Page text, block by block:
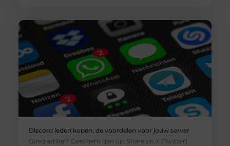
Discord leden kopen: de voordelen voor jouw server
Goed artikel? Deel hem dan op: Share on X (Twitter)